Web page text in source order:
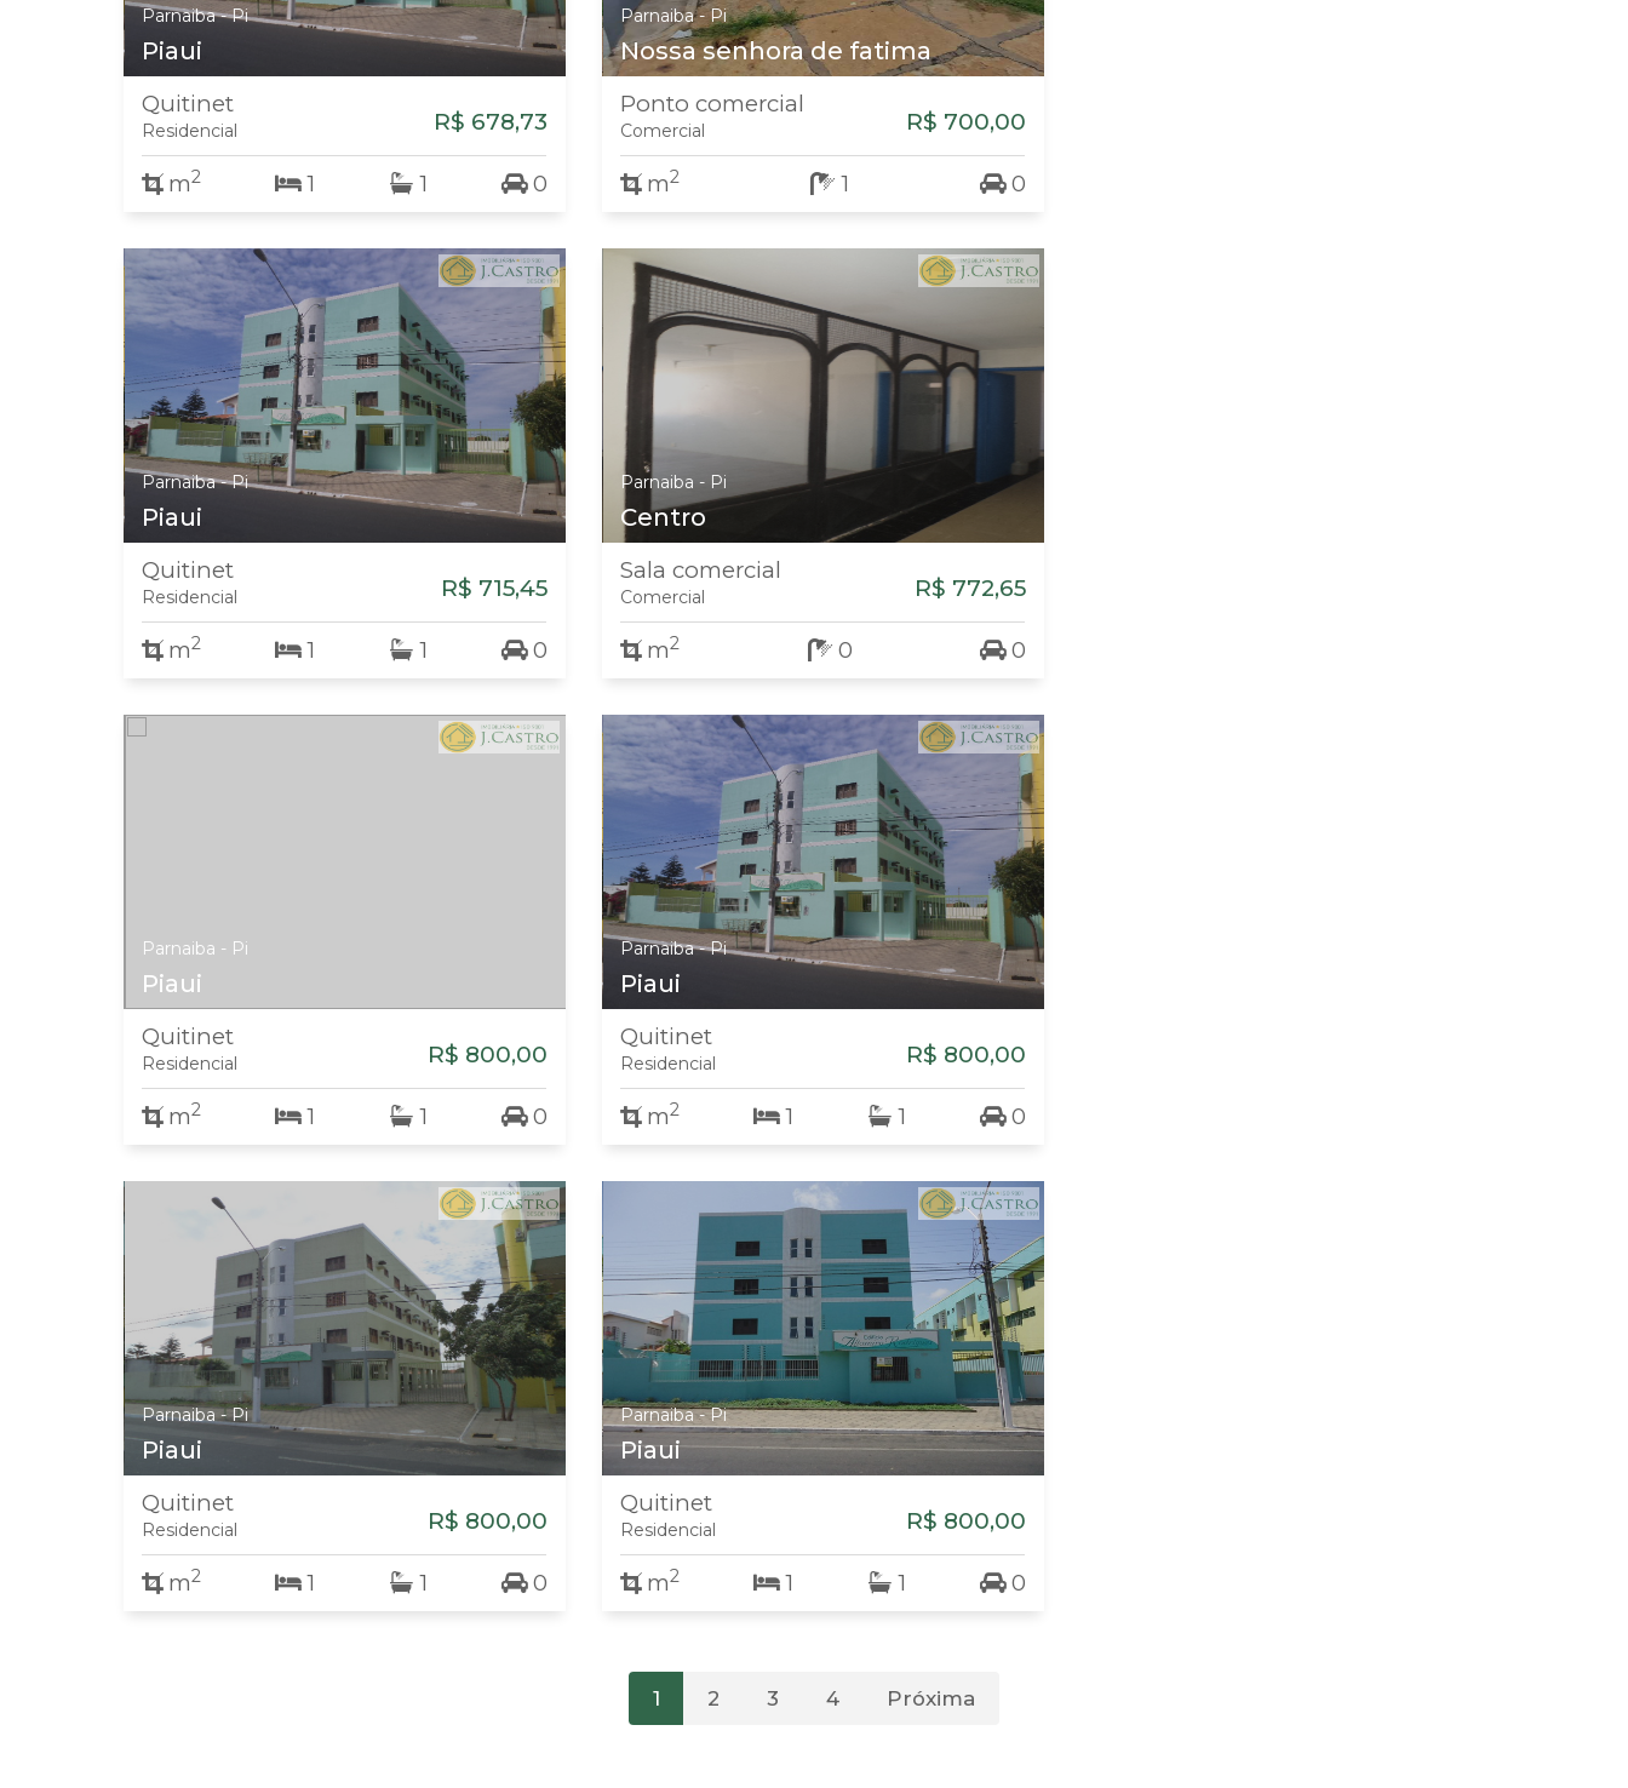
Parnaiba - Pi
Piaui
Quitinet
Residencial R$ 678,73
m2 1 1 0
Parnaiba - Pi
Nossa senhora de fatima
Ponto comercial
Comercial R$ 700,00
m2 1 0
Parnaiba - Pi
Piaui
Quitinet
Residencial R$ 715,45
m2 1 1 0
Parnaiba - Pi
Centro
Sala comercial
Comercial R$ 772,65
m2 0 0
Parnaiba - Pi
Piaui
Quitinet
Residencial R$ 800,00
m2 1 1 0
Parnaiba - Pi
Piaui
Quitinet
Residencial R$ 800,00
m2 1 1 0
Parnaiba - Pi
Piaui
Quitinet
Residencial R$ 800,00
m2 1 1 0
Parnaiba - Pi
Piaui
Quitinet
Residencial R$ 800,00
m2 1 1 0
1 2 3 4 Próxima